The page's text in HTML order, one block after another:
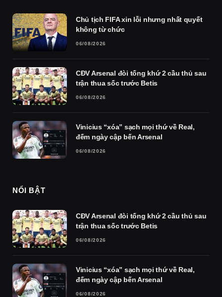
Chủ tịch FIFA xin lỗi nhưng nhất quyết
không từ chức
06/08/2026
CĐV Arsenal đòi tống khứ 2 cầu thủ sau
trận thua sốc trước Betis
06/08/2026
Vinicius “xóa” sạch mọi thứ về Real,
đếm ngày cập bến Arsenal
06/08/2026
NỔI BẬT
CĐV Arsenal đòi tống khứ 2 cầu thủ sau
trận thua sốc trước Betis
06/08/2026
Vinicius “xóa” sạch mọi thứ về Real,
đếm ngày cập bến Arsenal
06/08/2026